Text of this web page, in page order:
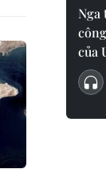
Nga
của